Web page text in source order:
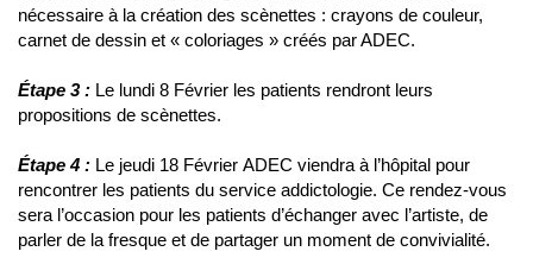
nécessaire à la création des scènettes : crayons de couleur,
carnet de dessin et « coloriages » créés par ADEC.
Étape 3 : Le lundi 8 Février les patients rendront leurs
propositions de scènettes.
Étape 4 : Le jeudi 18 Février ADEC viendra à l’hôpital pour
rencontrer les patients du service addictologie. Ce rendez-vous
sera l’occasion pour les patients d’échanger avec l’artiste, de
parler de la fresque et de partager un moment de convivialité.